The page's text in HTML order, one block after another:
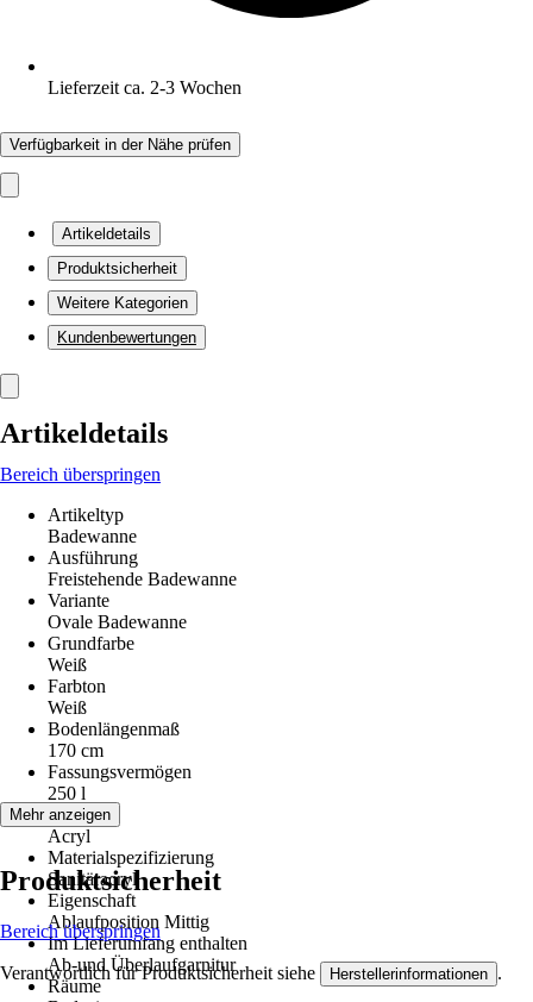
Lieferzeit ca. 2-3 Wochen
Verfügbarkeit in der Nähe prüfen
Artikeldetails
Produktsicherheit
Weitere Kategorien
Kundenbewertungen
Artikeldetails
Bereich überspringen
Artikeltyp
Badewanne
Ausführung
Freistehende Badewanne
Variante
Ovale Badewanne
Grundfarbe
Weiß
Farbton
Weiß
Bodenlängenmaß
170 cm
Fassungsvermögen
250 l
Material
Acryl
Materialspezifizierung
Sanitäracryl
Eigenschaft
Ablaufposition Mittig
Im Lieferumfang enthalten
Ab-und Überlaufgarnitur
Räume
Mehr anzeigen
Produktsicherheit
Bereich überspringen
Verantwortlich für Produktsicherheit siehe Herstellerinformationen .